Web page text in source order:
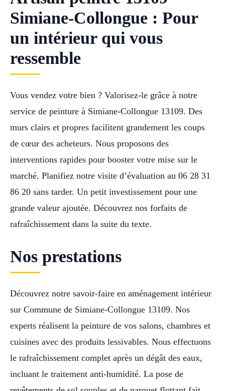
Simiane-Collongue : Pour
un intérieur qui vous
ressemble
Vous vendez votre bien ? Valorisez-le grâce à notre
service de peinture à Simiane-Collongue 13109. Des
murs clairs et propres facilitent grandement les coups
de cœur des acheteurs. Nous proposons des
interventions rapides pour booster votre mise sur le
marché. Planifiez notre visite d’évaluation au 06 28 31
86 20 sans tarder. Un petit investissement pour une
grande valeur ajoutée. Découvrez nos forfaits de
rafraîchissement dans la suite du texte.
Nos prestations
Découvrez notre savoir-faire en aménagement intérieur
sur Commune de Simiane-Collongue 13109. Nos
experts réalisent la peinture de vos salons, chambres et
cuisines avec des produits lessivables. Nous effectuons
le rafraîchissement complet après un dégât des eaux,
incluant le traitement anti-humidité. La pose de